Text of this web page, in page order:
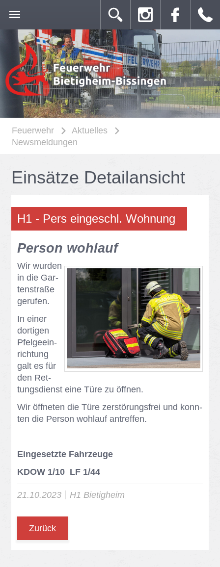
Feuerwehr
Aktuelles
Newsmeldungen
Ein­sät­ze De­tail­an­sicht
H1 - Pers ein­ge­schl. Woh­nung
Per­son wohl­auf
Wir wur­den
in die Gar­
ten­stra­ße
ge­ru­fen.
In ei­ner
dor­ti­gen
Pfel­ge­ein­
rich­tung
galt es für
den Ret­
tungs­dienst eine Türe zu öff­nen.
Wir öff­ne­ten die Türe zer­stö­rungs­frei und konn­
ten die Per­son wohl­auf an­tref­fen.
Eingesetzte Fahrzeuge
KDOW 1/10 LF 1/44
21.10.2023 H1 Bie­tig­heim
Zurück